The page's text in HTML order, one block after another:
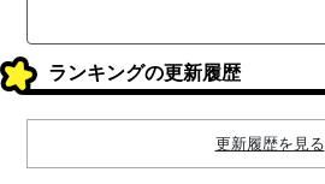
ランキングの更新履歴
更新履歴を見る